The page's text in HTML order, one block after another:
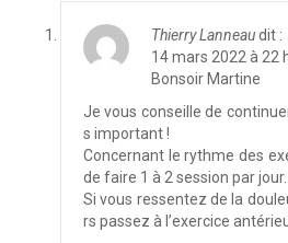
Thierry Lanneaudit :
14 mars 2022 à 22
Bonsoir Martine
Je vous conseille de
s important !
Concernant le rythme des
de faire 1 à 2 session par jour.
Si vous ressentez de la
rs passez à l’exercice